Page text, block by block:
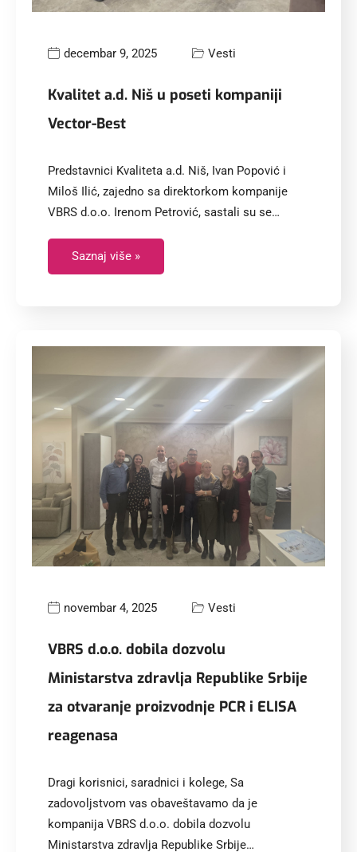
decembar 9, 2025 Vesti
Kvalitet a.d. Niš u poseti kompaniji
Vector-Best
Predstavnici Kvaliteta a.d. Niš, Ivan Popović i
Miloš Ilić, zajedno sa direktorkom kompanije
VBRS d.o.o. Irenom Petrović, sastali su se…
Saznaj više »
novembar 4, 2025 Vesti
VBRS d.o.o. dobila dozvolu
Ministarstva zdravlja Republike Srbije
za otvaranje proizvodnje PCR i ELISA
reagenasa
Dragi korisnici, saradnici i kolege, Sa
zadovoljstvom vas obaveštavamo da je
kompanija VBRS d.o.o. dobila dozvolu
Ministarstva zdravlja Republike Srbije…